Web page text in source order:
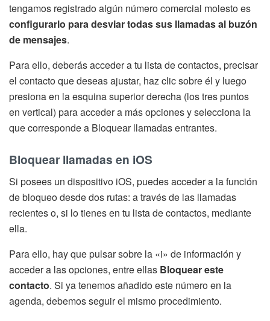
tengamos registrado algún número comercial molesto es
configurarlo para desviar todas sus llamadas al buzón
de mensajes.
Para ello, deberás acceder a tu lista de contactos, precisar
el contacto que deseas ajustar, haz clic sobre él y luego
presiona en la esquina superior derecha (los tres puntos
en vertical) para acceder a más opciones y selecciona la
que corresponde a Bloquear llamadas entrantes.
Bloquear llamadas en iOS
Si posees un dispositivo iOS, puedes acceder a la función
de bloqueo desde dos rutas: a través de las llamadas
recientes o, si lo tienes en tu lista de contactos, mediante
ella.
Para ello, hay que pulsar sobre la «i» de información y
acceder a las opciones, entre ellas Bloquear este
contacto. Si ya tenemos añadido este número en la
agenda, debemos seguir el mismo procedimiento.